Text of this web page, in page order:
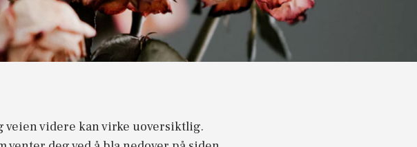
veien videre kan virke uoversiktlig.